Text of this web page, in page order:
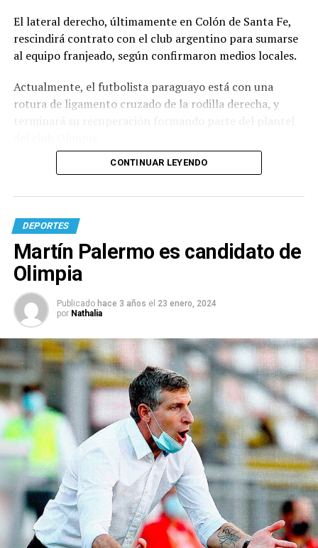
El lateral derecho, últimamente en Colón de Santa Fe,
rescindirá contrato con el club argentino para sumarse
al equipo franjeado, según confirmaron medios locales.
Actualmente, el futbolista paraguayo está con una
rotura de ligamento cruzado de la rodilla derecha, y
CONTINUAR LEYENDO
DEPORTES
Martín Palermo es candidato de
Olimpia
Publicado hace 3 años el 23 enero, 2024
por Nathalia